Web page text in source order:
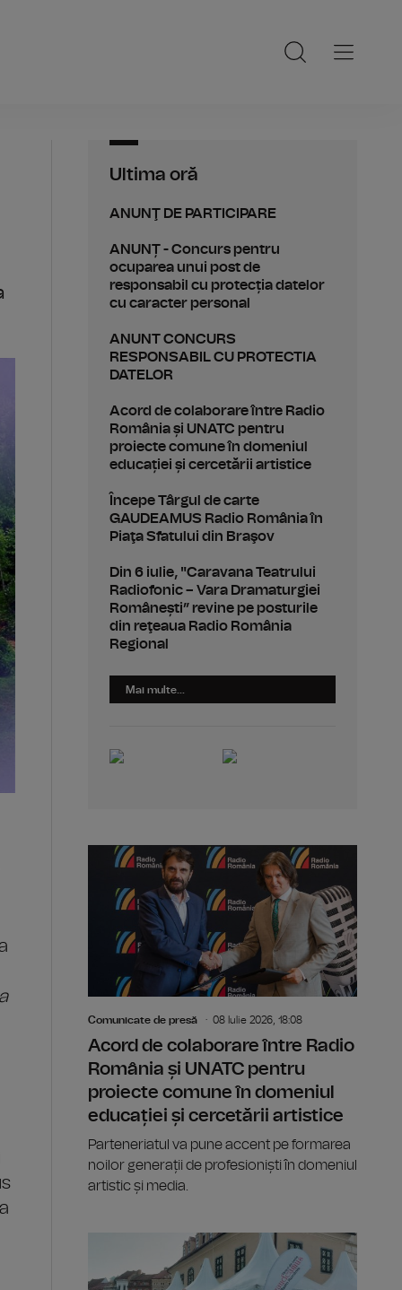
Ultima oră
ANUNŢ DE PARTICIPARE
ANUNȚ - Concurs pentru
ocuparea unui post de
responsabil cu protecția datelor
cu caracter personal
ANUNT CONCURS
RESPONSABIL CU PROTECTIA
DATELOR
Acord de colaborare între Radio
România și UNATC pentru
proiecte comune în domeniul
educației și cercetării artistice
Începe Târgul de carte
GAUDEAMUS Radio România în
Piaţa Sfatului din Braşov
Din 6 iulie, "Caravana Teatrului
Radiofonic – Vara Dramaturgiei
Românești” revine pe posturile
din reţeaua Radio România
Regional
Mai multe...
Comunicate de presă 08 Iulie 2026, 18:08
Acord de colaborare între Radio
România și UNATC pentru
proiecte comune în domeniul
educației și cercetării artistice
Parteneriatul va pune accent pe formarea
noilor generații de profesioniști în domeniul
artistic și media.